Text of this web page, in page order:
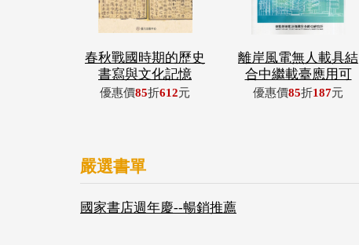
春秋戰國時期的歷史
書寫與文化記憶
優惠價85折612元
離岸風電無人載具結
合中繼載臺應用可
優惠價85折187元
嚴選書單
國家書店週年慶--暢銷推薦